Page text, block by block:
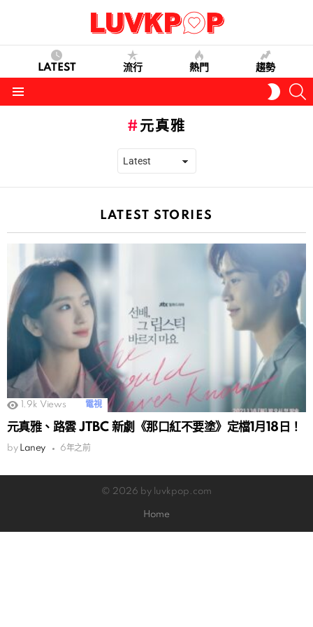
LATEST 流行 熱門 趨勢
SKIN
元真雅
LATEST STORIES
1.9k Views 電視
元真雅、路雲 JTBC 新劇《那口紅不要塗》定檔1月18日！
by Laney 6年之前
© 2026 by luvkpop.com
Home